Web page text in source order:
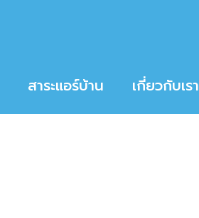
สาระแอร์บ้าน เกี่ยวกับเรา